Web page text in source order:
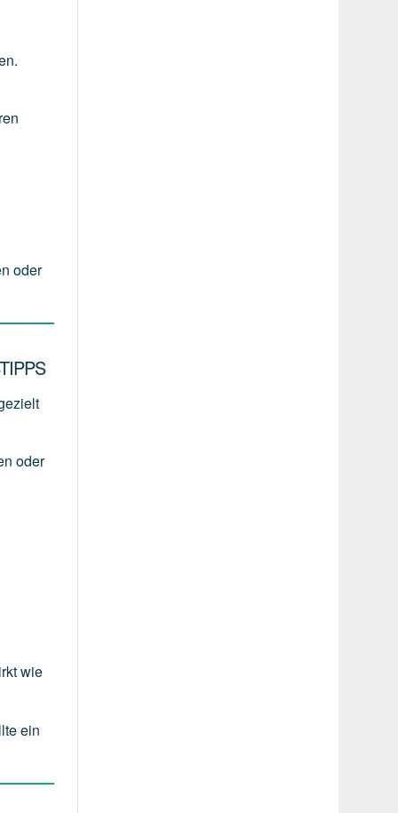
oder
oder
wie
ein